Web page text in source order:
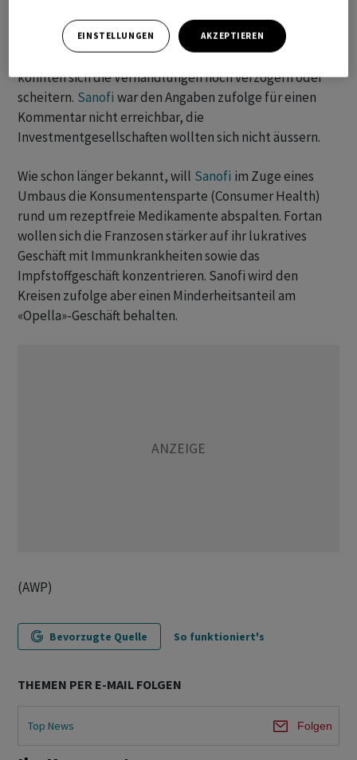
habe sich gegen den Branchenkollegen PAI Partners
durchgesetzt. Die Übernahme könnte in den
kommenden Tagen verkündet werden. Allerdings
könnten sich die Verhandlungen noch verzögern oder
scheitern. Sanofi war den Angaben zufolge für einen
Kommentar nicht erreichbar, die
Investmentgesellschaften wollten sich nicht äussern.
Wie schon länger bekannt, will Sanofi im Zuge eines
Umbaus die Konsumentensparte (Consumer Health)
rund um rezeptfreie Medikamente abspalten. Fortan
wollen sich die Franzosen stärker auf ihr lukratives
Geschäft mit Immunkrankheiten sowie das
Impfstoffgeschäft konzentrieren. Sanofi wird den
Kreisen zufolge aber einen Minderheitsanteil am
«Opella»-Geschäft behalten.
(AWP)
Bevorzugte Quelle So funktioniert's
THEMEN PER E-MAIL FOLGEN
Top News Folgen
EINSTELLUNGEN AKZEPTIEREN